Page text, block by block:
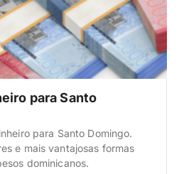
para Santo
para Santo Domingo.
e mais vantajosas formas
dominicanos.